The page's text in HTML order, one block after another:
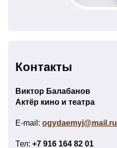
Контакты
Виктор Балабанов
Актёр кино и театра
E-mail: ogydaemyj@mail.ru
Тел: +7 916 164 82 01